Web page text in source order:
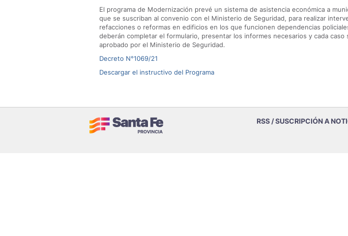
El programa de Modernización prevé un sistema de asistencia económica a
que se suscriban al convenio con el Ministerio de Seguridad, para realizar
refacciones o reformas en edificios en los que funcionen dependencias
deberán completar el formulario, presentar los informes necesarios y cada caso
aprobado por el Ministerio de Seguridad.
Decreto N°1069/21
Descargar el instructivo del Programa
RSS / SUSCRIPCIÓN A